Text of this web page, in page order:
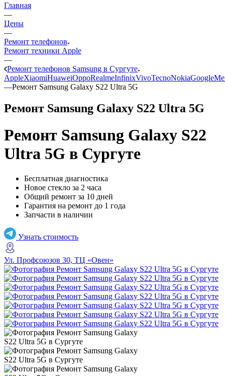
Главная
—
Цены
—
Ремонт телефонов
Ремонт техники Apple
—
Ремонт телефонов Samsung в Сургуте
AppleXiaomiHuaweiOppoRealmeInfinixVivoTecnoNokiaGoogle
—Ремонт Samsung Galaxy S22 Ultra 5G
Ремонт Samsung Galaxy S22 Ultra 5G
Ремонт Samsung Galaxy S22
Ultra 5G в Сургуте
Бесплатная диагностика
Новое стекло за 2 часа
Общий ремонт за 10 дней
Гарантия на ремонт до 1 года
Запчасти в наличии
Узнать стоимость
Ул. Профсоюзов 30, ТЦ «Овен»